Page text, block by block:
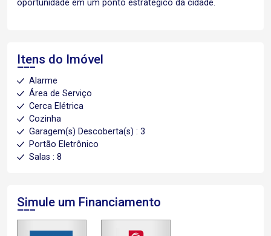
oportunidade em um ponto estratégico da cidade.
Itens do Imóvel
Alarme
Área de Serviço
Cerca Elétrica
Cozinha
Garagem(s) Descoberta(s) : 3
Portão Eletrônico
Salas : 8
Simule um Financiamento